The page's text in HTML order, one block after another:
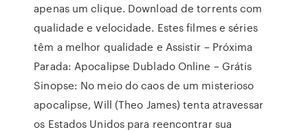
apenas um clique. Download de torrents com
qualidade e velocidade. Estes filmes e séries
têm a melhor qualidade e Assistir – Próxima
Parada: Apocalipse Dublado Online – Grátis
Sinopse: No meio do caos de um misterioso
apocalipse, Will (Theo James) tenta atravessar
os Estados Unidos para reencontrar sua